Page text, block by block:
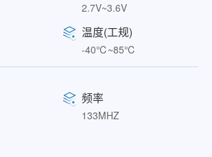
2.7V~3.6V
温度(工规)
-40℃~85℃
频率
133MHZ